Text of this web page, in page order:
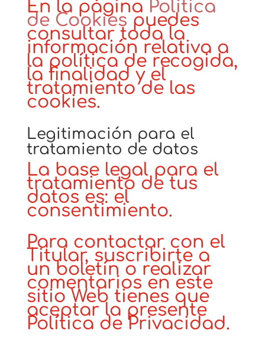
En la página Política
de Cookies puedes
consultar toda la
información relativa a
la política de recogida,
la finalidad y el
tratamiento de las
cookies.
Legitimación para el
tratamiento de datos
La base legal para el
tratamiento de tus
datos es: el
consentimiento.
Para contactar con el
Titular, suscribirte a
un boletín o realizar
comentarios en este
sitio Web tienes que
aceptar la presente
Política de Privacidad.